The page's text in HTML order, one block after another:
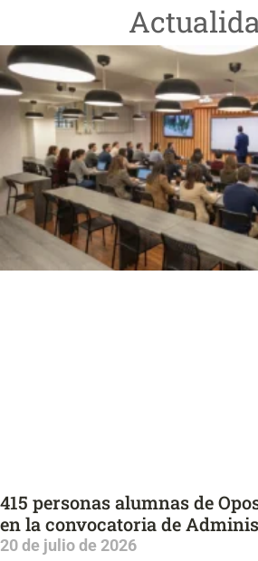
415 personas alumnas de
en la convocatoria de
20 de julio de 2026